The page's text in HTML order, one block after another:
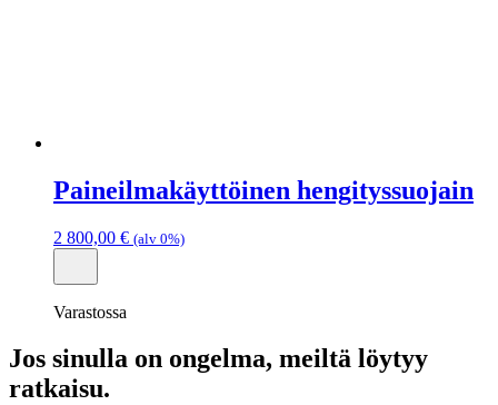
Paineilmakäyttöinen hengityssuojain
2 800,00 € (alv 0%)
Varastossa
Jos sinulla on ongelma, meiltä löytyy
ratkaisu.